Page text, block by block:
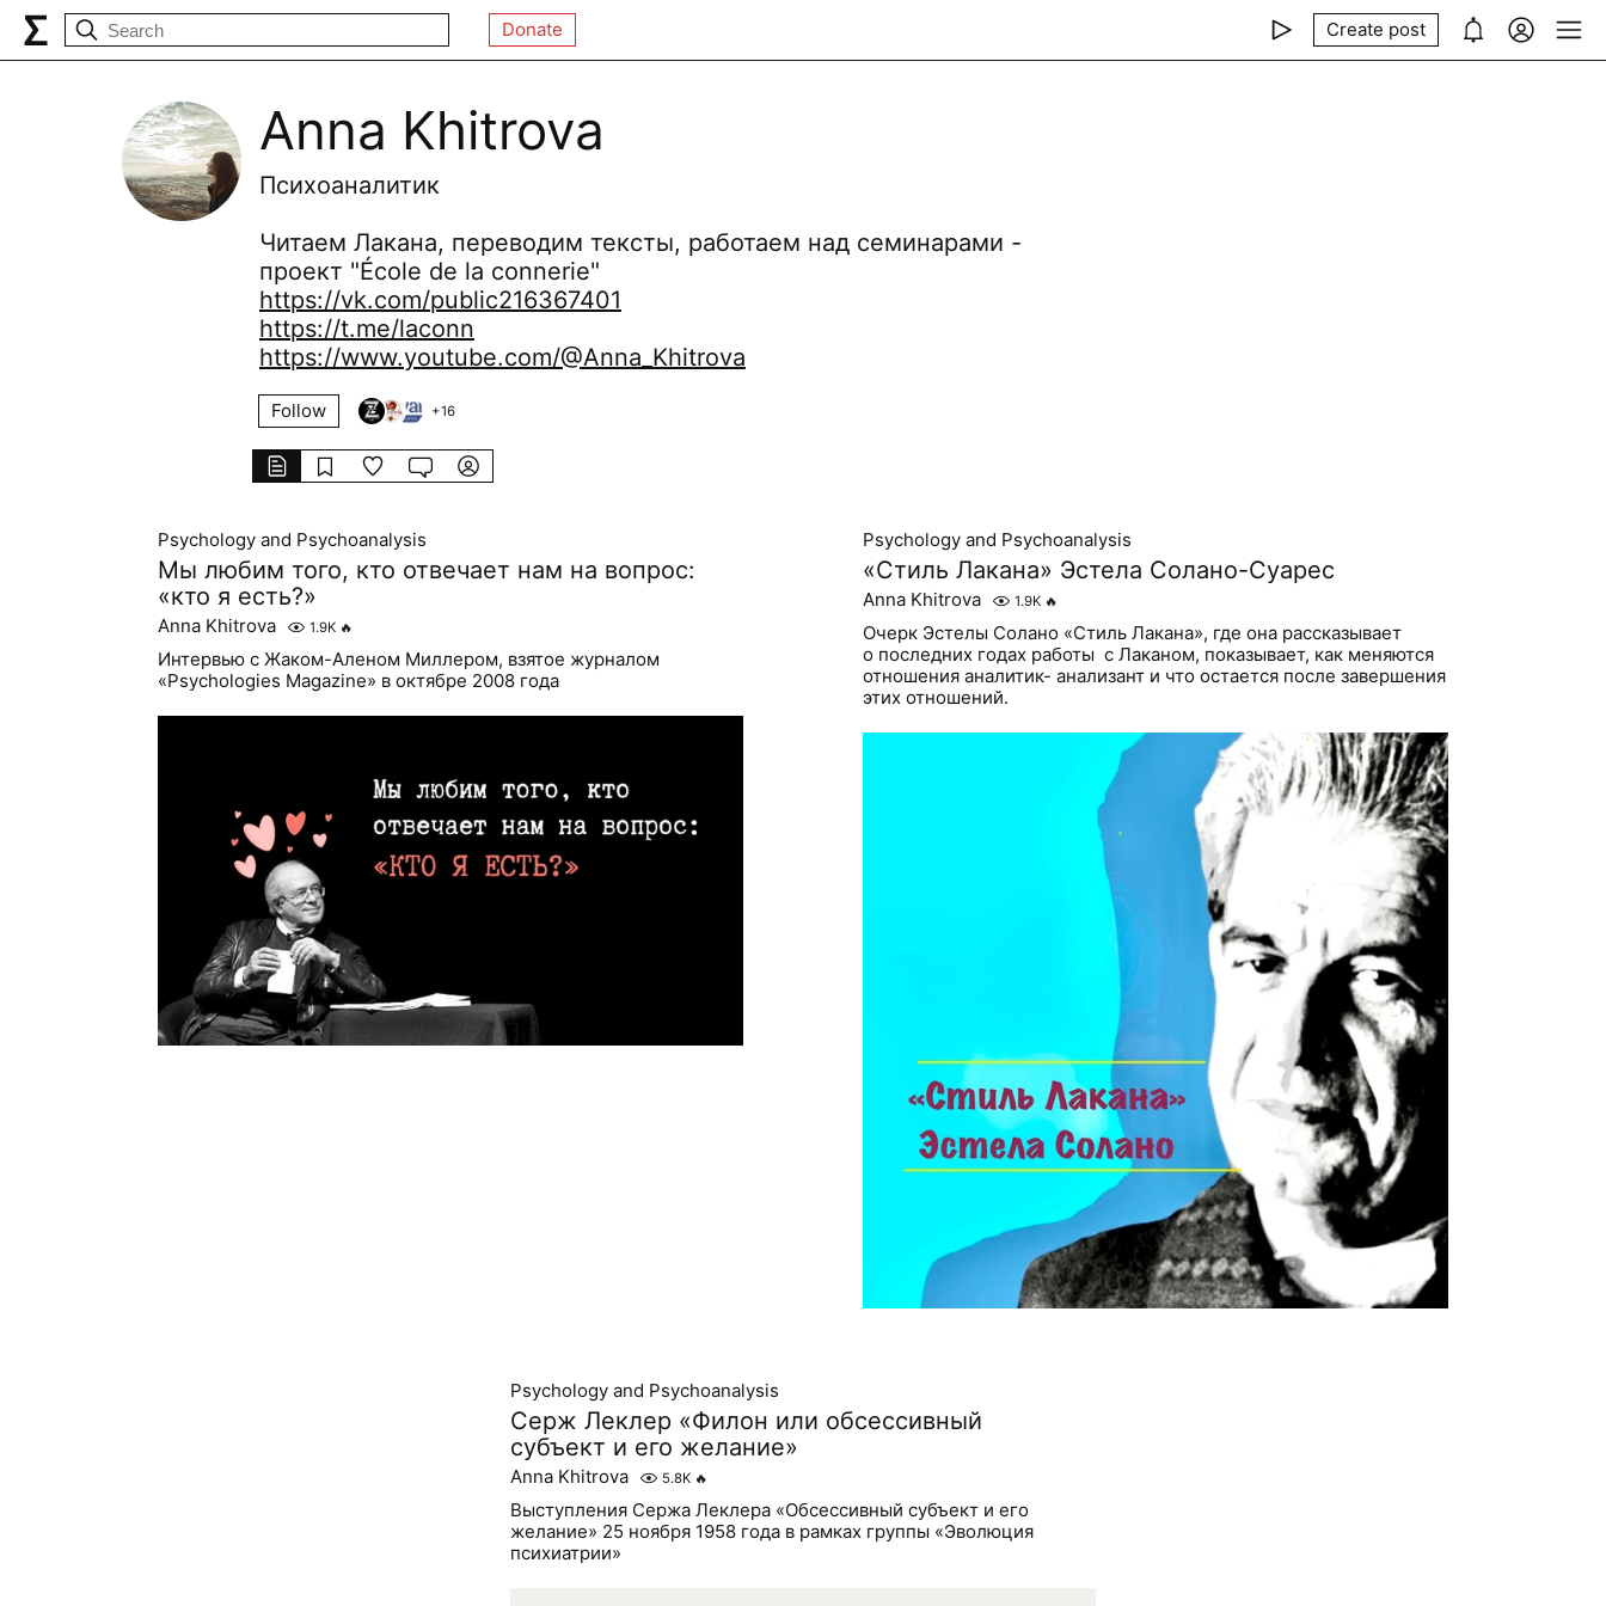
Donate Create post
Anna Khitrova
Психоаналитик
Читаем Лакана, переводим тексты, работаем над семинарами -
проект "École de la connerie"
https://vk.com/public216367401
https://t.me/laconn
https://www.youtube.com/@Anna_Khitrova
Follow +16
Psychology and Psychoanalysis
Мы любим того, кто отвечает нам на вопрос:
«кто я есть?»
Anna Khitrova 1.9K 🔥
Интервью с Жаком-Аленом Миллером, взятое журналом
«Psychologies Magazine» в октябре 2008 года
Psychology and Psychoanalysis
«Стиль Лакана» Эстела Солано-Суарес
Anna Khitrova 1.9K 🔥
Очерк Эстелы Солано «Стиль Лакана», где она рассказывает
о последних годах работы с Лаканом, показывает, как меняются
отношения аналитик- анализант и что остается после завершения
этих отношений.
Psychology and Psychoanalysis
Серж Леклер «Филон или обсессивный
субъект и его желание»
Anna Khitrova 5.8K 🔥
Выступления Сержа Леклера «Обсессивный субъект и его
желание» 25 ноября 1958 года в рамках группы «Эволюция
психиатрии»